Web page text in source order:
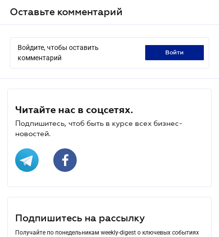
Оставьте комментарий
Войдите, чтобы оставить
комментарий
войти
Читайте нас в соцсетях.
Подпишитесь, чтоб быть в курсе всех бизнес-
новостей.
Подпишитесь на рассылку
Получайте по понедельникам weekly-digest о ключевых событиях